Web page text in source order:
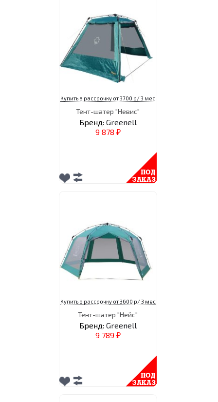
Купить в рассрочку от 3700 р/ 3 мес
Тент-шатер "Невис"
Бренд: Greenell
9 878 ₽
Купить в рассрочку от 3600 р/ 3 мес
Тент-шатер "Нейс"
Бренд: Greenell
9 789 ₽